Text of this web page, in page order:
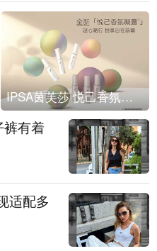
IPSA茵芙莎 悦己香氛凝露上市
裤有着
适配多